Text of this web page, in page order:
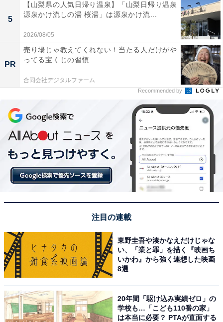
用可能。電源は単三電池1本で最大24カ月持続する省エ
ネ設計も魅力です。
ロジクール「MX2300GRd」
5
【山梨県の人気日帰り温泉】「山梨日帰り温泉
源泉かけ流しの湯 桜湯」は源泉かけ流...
2026/08/05
PR
売り場じゃ教えてくれない！当たる人だけがや
ってる宝くじの習慣
合同会社デジタルファーム
Recommended by
注目の連載
東野圭吾や湊かなえだけじゃな
い、「業と罪」を描く『映画ち
いかわ』から強く連想した映画
8選
20年間「駆け込み実績ゼロ」の
学校も…「こども110番の家」
は本当に必要？ PTAが直面する